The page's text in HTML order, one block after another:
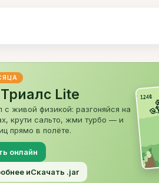
Lite
с живой физикой: разгоняйся на
крути сальто, жми турбо — и
прямо в полёте.
онлайн
иСкачать .jar